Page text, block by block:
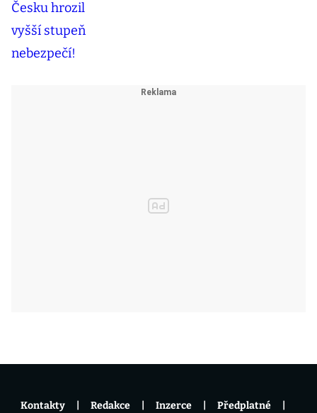
Kontakty Redakce Inzerce Předplatné